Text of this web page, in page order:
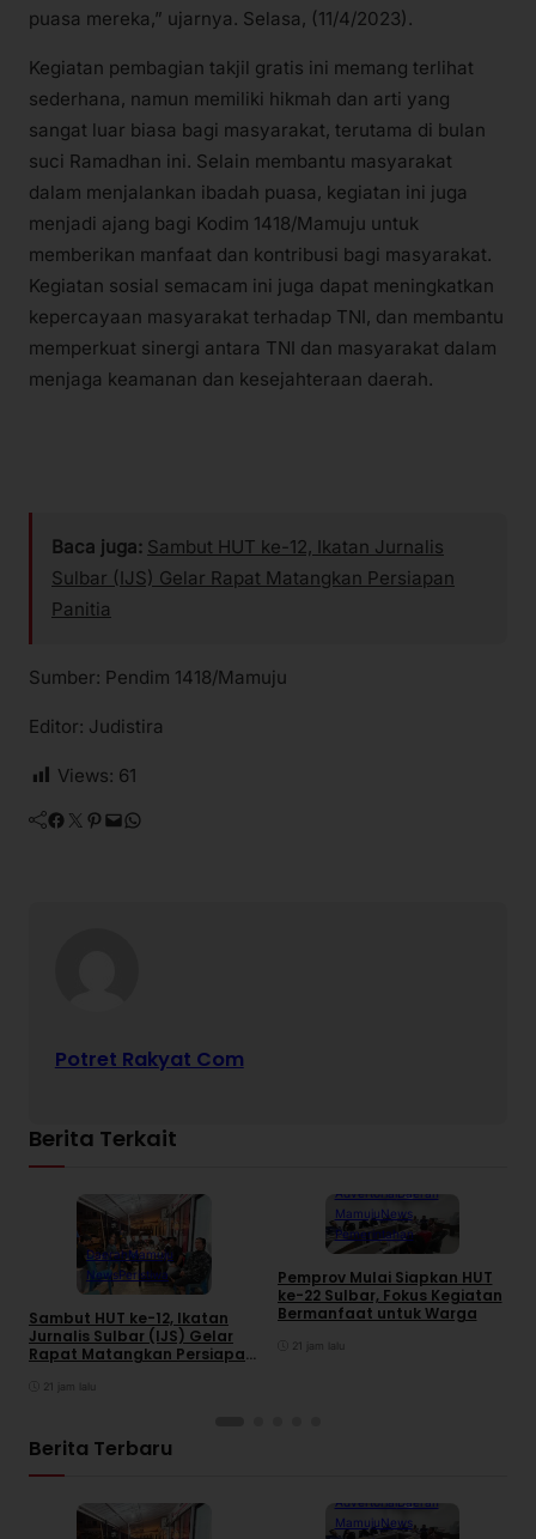
puasa mereka,” ujarnya. Selasa, (11/4/2023).
Kegiatan pembagian takjil gratis ini memang terlihat
sederhana, namun memiliki hikmah dan arti yang
sangat luar biasa bagi masyarakat, terutama di bulan
suci Ramadhan ini. Selain membantu masyarakat
dalam menjalankan ibadah puasa, kegiatan ini juga
menjadi ajang bagi Kodim 1418/Mamuju untuk
memberikan manfaat dan kontribusi bagi masyarakat.
Kegiatan sosial semacam ini juga dapat meningkatkan
kepercayaan masyarakat terhadap TNI, dan membantu
memperkuat sinergi antara TNI dan masyarakat dalam
menjaga keamanan dan kesejahteraan daerah.
Baca juga: Sambut HUT ke-12, Ikatan Jurnalis
Sulbar (IJS) Gelar Rapat Matangkan Persiapan
Panitia
Sumber: Pendim 1418/Mamuju
Editor: Judistira
Views: 61
Facebook Twitter Pinterest Mail WhatsApp
Potret Rakyat Com
Berita Terkait
DaerahMamuju
NewsPeristiwa
Sambut HUT ke-12, Ikatan
Jurnalis Sulbar (IJS) Gelar
Rapat Matangkan Persiapan
21 jam lalu
AdvertorialDaerah
MamujuNews
Pemerintahan
Pemprov Mulai Siapkan HUT
ke-22 Sulbar, Fokus Kegiatan
Bermanfaat untuk Warga
21 jam lalu
Berita Terbaru
AdvertorialDaerah
MamujuNews